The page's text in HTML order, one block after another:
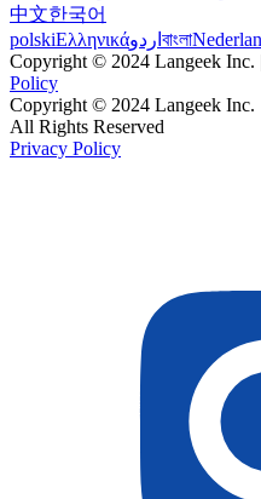
中文한국어
polskiΕλληνικάاردو বাংলা
Copyright © 2024 Langeek Inc.
Policy
Copyright © 2024 Langeek Inc.
All Rights Reserved
Privacy Policy